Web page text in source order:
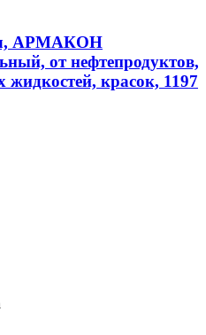
АРМАКОН
от нефтепродуктов,
красок, 1197